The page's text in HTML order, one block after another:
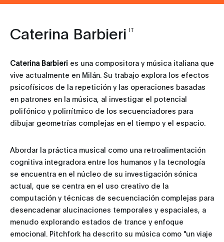
Caterina Barbieri IT
Caterina Barbieri es una compositora y música italiana que
vive actualmente en Milán. Su trabajo explora los efectos
psicofísicos de la repetición y las operaciones basadas
en patrones en la música, al investigar el potencial
polifónico y polirrítmico de los secuenciadores para
dibujar geometrías complejas en el tiempo y el espacio.
Abordar la práctica musical como una retroalimentación
cognitiva integradora entre los humanos y la tecnología
se encuentra en el núcleo de su investigación sónica
actual, que se centra en el uso creativo de la
computación y técnicas de secuenciación complejas para
desencadenar alucinaciones temporales y espaciales, a
menudo explorando estados de trance y enfoque
emocional. Pitchfork ha descrito su música como "un viaje